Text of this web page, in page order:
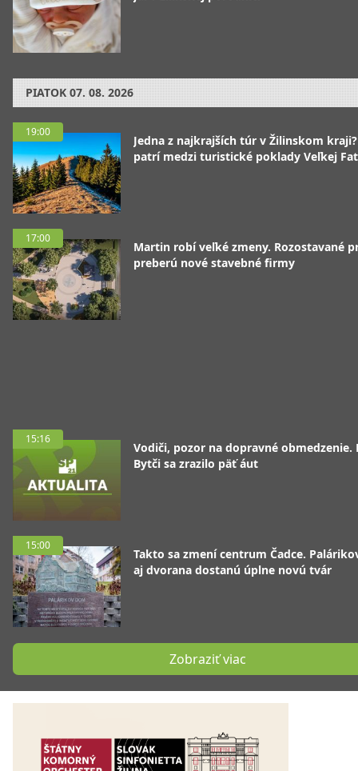
PIATOK 07. 08. 2026
19:00
Jedna z najkrajších túr v Žilinskom
patrí medzi turistické poklady Veľkej
17:00
Martin robí veľké zmeny. Rozostavané
preberú nové stavebné firmy
15:16
Vodiči, pozor na dopravné obmedzenie.
Bytči sa zrazilo päť áut
15:00
Takto sa zmení centrum Čadce.
aj dvorana dostanú úplne novú tvár
Zobraziť viac